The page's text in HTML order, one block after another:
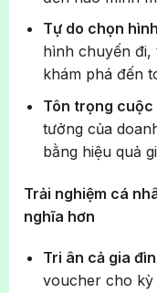
Tự do chọn
hình chuyến đi,
khám phá đến
Tôn trọng cuộc
tưởng của
bằng hiệu quả
Trải nghiệm cá
nghĩa hơn
Tri ân cả gia
voucher cho kỳ